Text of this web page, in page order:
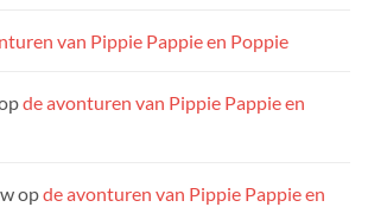
van Pippie Pappie en Poppie
de avonturen van Pippie Pappie en
opde avonturen van Pippie Pappie en